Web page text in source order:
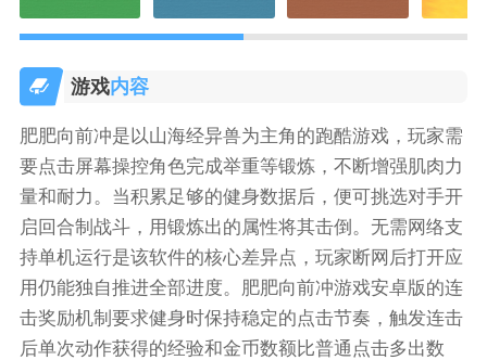
游戏内容
肥肥向前冲是以山海经异兽为主角的跑酷游戏，玩家需
要点击屏幕操控角色完成举重等锻炼，不断增强肌肉力
量和耐力。当积累足够的健身数据后，便可挑选对手开
启回合制战斗，用锻炼出的属性将其击倒。无需网络支
持单机运行是该软件的核心差异点，玩家断网后打开应
用仍能独自推进全部进度。肥肥向前冲游戏安卓版的连
击奖励机制要求健身时保持稳定的点击节奏，触发连击
后单次动作获得的经验和金币数额比普通点击多出数